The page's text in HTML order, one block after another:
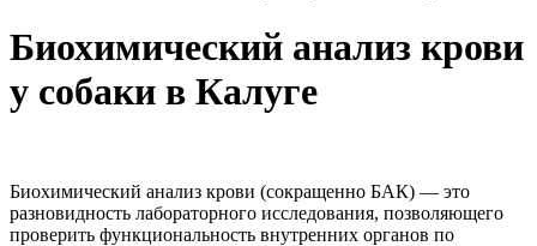
Биохимический анализ крови
у собаки в Калуге
Биохимический анализ крови (сокращенно БАК) — это
разновидность лабораторного исследования, позволяющего
проверить функциональность внутренних органов по